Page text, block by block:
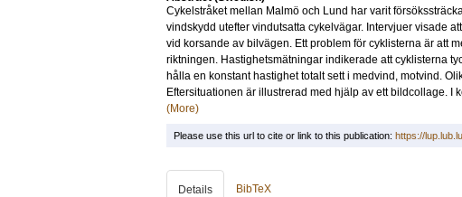
Cykelstråket mellan Malmö och Lund har varit
vindskydd utefter vindutsatta cykelvägar. Intervjuer visade
vid korsande av bilvägen. Ett problem för cyklisterna är att
riktningen. Hastighetsmätningar indikerade att cyklisterna
hålla en konstant hastighet totalt sett i medvind, motvind.
Eftersituationen är illustrerad med hjälp av ett bildcollage. I
(More)
Please use this url to cite or link to this publication: https://
Details BibTeX